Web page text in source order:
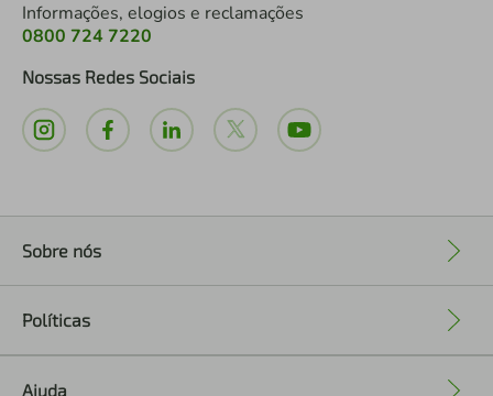
Informações, elogios e reclamações
0800 724 7220
Nossas Redes Sociais
Sobre nós
Políticas
Ajuda